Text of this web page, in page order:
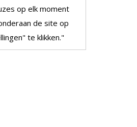
op elk moment
de site op
te klikken."